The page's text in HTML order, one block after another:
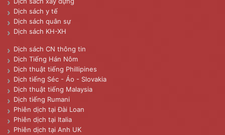
Dịch sách y tế
Dịch sách quân sự
Dịch sách KH-XH
Dịch sách CN thông tin
Dịch Tiếng Hán Nôm
Dịch thuật tiếng Phillipines
Dịch tiếng Séc - Áo - Slovakia
Dịch thuật tiếng Malaysia
Dịch tiếng Rumani
Phiên dịch tại Đài Loan
Phiên dịch tại Italia
Phiên dịch tại Anh UK